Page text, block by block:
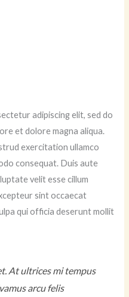
adipiscing elit, sed do
et dolore magna aliqua.
exercitation ullamco
consequat. Duis aute
velit esse cillum
sint occaecat
qui officia deserunt mollit
At ultrices mi tempus
arcu felis